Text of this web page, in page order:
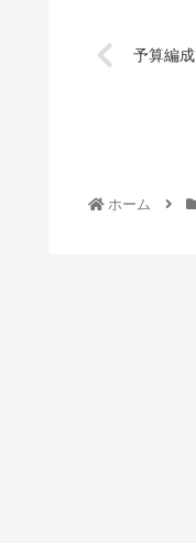
予算編成
ホーム